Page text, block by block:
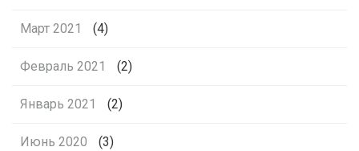
Март 2021 (4)
Февраль 2021 (2)
Январь 2021 (2)
Июнь 2020 (3)